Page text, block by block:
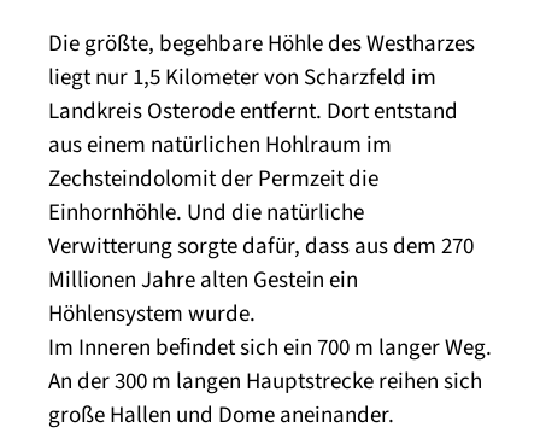
Die größte, begehbare Höhle des Westharzes
liegt nur 1,5 Kilometer von Scharzfeld im
Landkreis Osterode entfernt. Dort entstand
aus einem natürlichen Hohlraum im
Zechsteindolomit der Permzeit die
Einhornhöhle. Und die natürliche
Verwitterung sorgte dafür, dass aus dem 270
Millionen Jahre alten Gestein ein
Höhlensystem wurde.
Im Inneren beﬁndet sich ein 700 m langer Weg.
An der 300 m langen Hauptstrecke reihen sich
große Hallen und Dome aneinander.